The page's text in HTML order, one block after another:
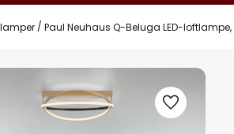
Paul Neuhaus Q-Beluga LED-